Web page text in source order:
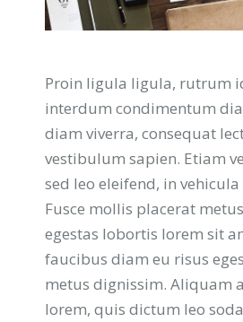
Proin ligula ligula, rutrum
interdum condimentum
diam viverra, consequat
vestibulum sapien. Etiam
sed leo eleifend, in
Fusce mollis placerat
egestas lobortis lorem sit
faucibus diam eu risus
metus dignissim. Aliquam
lorem, quis dictum leo